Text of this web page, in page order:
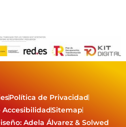
Política de Privacidad
AccesibilidadSitemap
Adela Álvarez & Solwed